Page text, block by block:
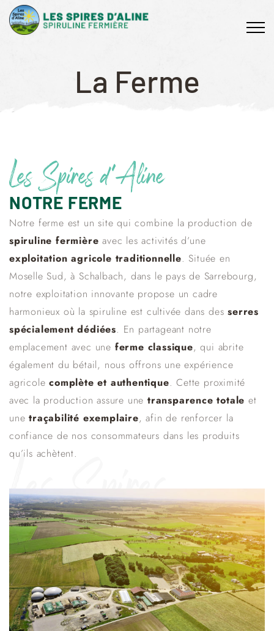
La Ferme
Les Spires d'Aline
NOTRE FERME
Notre ferme est un site qui combine la production de
spiruline fermière avec les activités d’une
exploitation agricole traditionnelle. Située en
Moselle Sud, à Schalbach, dans le pays de Sarrebourg,
notre exploitation innovante propose un cadre
harmonieux où la spiruline est cultivée dans desserres
spécialement dédiées. En partageant notre
emplacement avec une ferme classique, qui abrite
également du bétail, nous offrons une expérience
agricolecomplète et authentique. Cette proximité
avec la production assure unetransparence totale et
unetraçabilité exemplaire, afin de renforcer la
confiance de nos consommateurs dans les produits
qu’ils achètent.
Les Spires
d'Aline